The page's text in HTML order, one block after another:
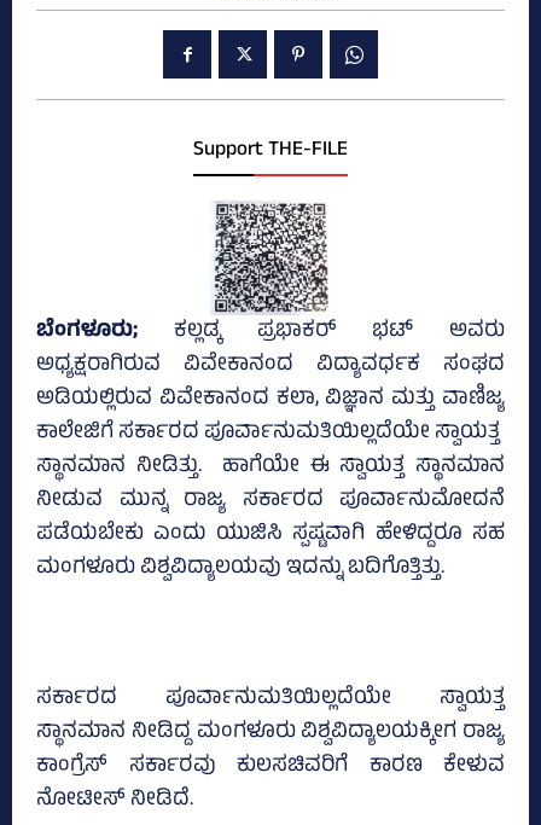
Support THE-FILE
ಬೆಂಗಳೂರು; ಕಲ್ಲಡ್ಕ ಪ್ರಭಾಕರ್ ಭಟ್‌ ಅವರು
ಅಧ್ಯಕ್ಷರಾಗಿರುವ ವಿವೇಕಾನಂದ ವಿದ್ಯಾವರ್ಧಕ ಸಂಘದ
ಅಡಿಯಲ್ಲಿರುವ ವಿವೇಕಾನಂದ ಕಲಾ, ವಿಜ್ಞಾನ ಮತ್ತು ವಾಣಿಜ್ಯ
ಕಾಲೇಜಿಗೆ ಸರ್ಕಾರದ ಪೂರ್ವಾನುಮತಿಯಿಲ್ಲದೆಯೇ ಸ್ವಾಯತ್ತ
ಸ್ಥಾನಮಾನ ನೀಡಿತ್ತು. ಹಾಗೆಯೇ ಈ ಸ್ವಾಯತ್ತ ಸ್ಥಾನಮಾನ
ನೀಡುವ ಮುನ್ನ ರಾಜ್ಯ ಸರ್ಕಾರದ ಪೂರ್ವಾನುಮೋದನೆ
ಪಡೆಯಬೇಕು ಎಂದು ಯುಜಿಸಿ ಸ್ಪಷ್ಟವಾಗಿ ಹೇಳಿದ್ದರೂ ಸಹ
ಮಂಗಳೂರು ವಿಶ್ವವಿದ್ಯಾಲಯವು ಇದನ್ನು ಬದಿಗೊತ್ತಿತ್ತು.
ಸರ್ಕಾರದ ಪೂರ್ವಾನುಮತಿಯಿಲ್ಲದೆಯೇ ಸ್ವಾಯತ್ತ
ಸ್ಥಾನಮಾನ ನೀಡಿದ್ದ ಮಂಗಳೂರು ವಿಶ್ವವಿದ್ಯಾಲಯಕ್ಕೀಗ ರಾಜ್ಯ
ಕಾಂಗ್ರೆಸ್‌ ಸರ್ಕಾರವು ಕುಲಸಚಿವರಿಗೆ ಕಾರಣ ಕೇಳುವ
ನೋಟೀಸ್‌ ನೀಡಿದೆ.